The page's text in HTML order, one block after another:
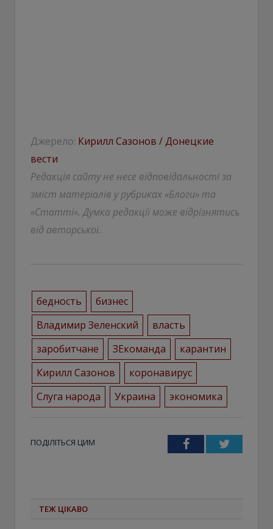
Джерело: Кирилл Сазонов / Донецкие
вести
Редакція сайту не несе відповідальності за
зміст матеріалів у рубриках «Блоги» та
«Статті». Думка редакції може відрізнятись
від авторської.
бедность
бизнес
Владимир Зеленский
власть
заробитчане
ЗЕкоманда
карантин
Кирилл Сазонов
коронавирус
Слуга народа
Украина экономика
ПОДІЛІТЬСЯ ЦИМ FacebookTwitter
ТЕЖ ЦІКАВО